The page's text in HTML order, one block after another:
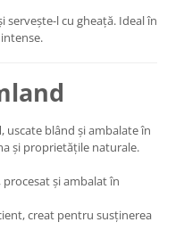
servește-l cu gheață. Ideal în
, uscate blând și ambalate în
și proprietățile naturale.
, procesat și ambalat în
creat pentru susținerea